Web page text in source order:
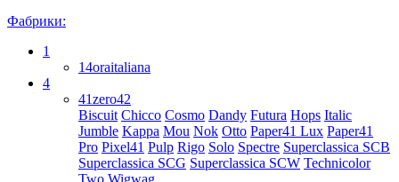
Фабрики:
1
14oraitaliana
4
41zero42
Biscuit Chicco Cosmo Dandy Futura Hops Italic
Jumble Kappa Mou Nok Otto Paper41 Lux Paper41
Pro Pixel41 Pulp Rigo Solo Spectre Superclassica SCB
Superclassica SCG Superclassica SCW Technicolor